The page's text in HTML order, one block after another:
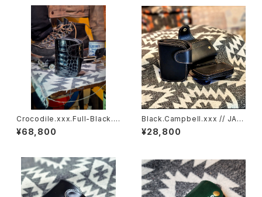
Crocodile.xxx.Full-Black.E
dition// JACK.RIDE.SSW
¥68,800
Black.Campbell.xxx // JAC
K.RIDE.SSW
¥28,800